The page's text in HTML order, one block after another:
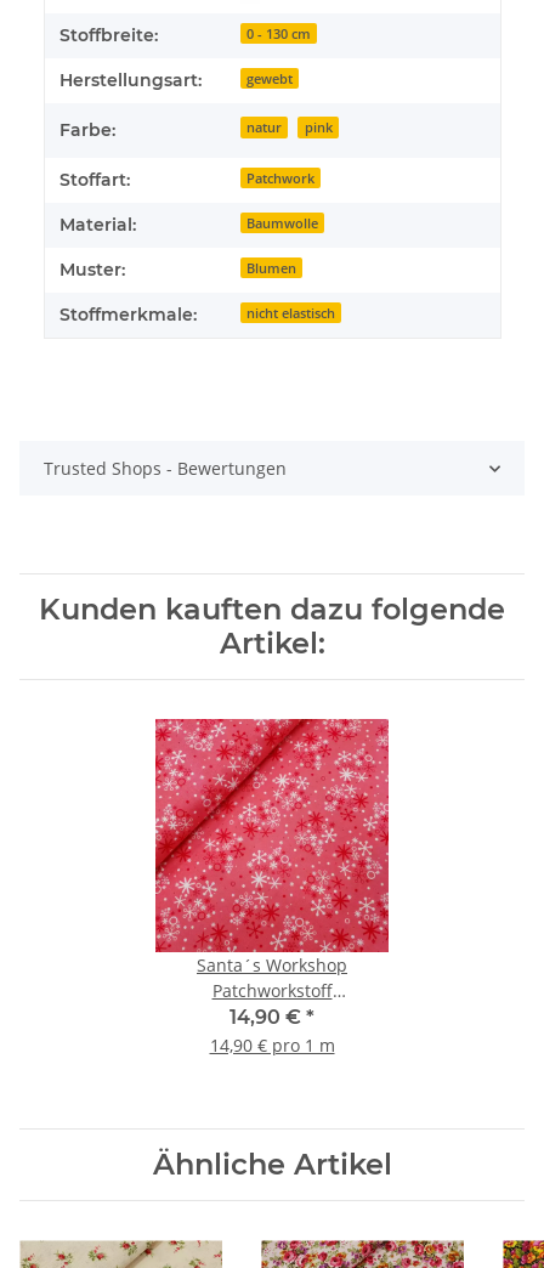
Stoffbreite: 0 - 130 cm
Herstellungsart: gewebt
Farbe: natur pink
Stoffart: Patchwork
Material: Baumwolle
Muster: Blumen
Stoffmerkmale: nicht elastisch
Trusted Shops - Bewertungen
Kunden kauften dazu folgende
Artikel:
Santa´s Workshop
Patchworkstoff
Schneeflocken pink, weiß
14,90 € *
14,90 € pro 1 m
Ähnliche Artikel